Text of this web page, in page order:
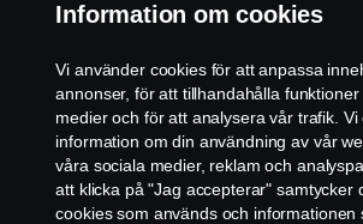
a
s
n
n
y
f
l
i
k
.
a
s
n
n
y
f
l
i
.
e
n
n
y
f
l
i
k
.
Öppna vakanser
Karriärplatser
Kontakta oss
Om Scania
Information om cookies
Vi använder cookies för att anpassa
annonser, för att tillhandahålla funktioner
medier och för att analysera vår trafik. Vi
information om din användning av vår
våra sociala medier, reklam och
att klicka på "Jag accepterar" samtycker
cookies som används och informationen